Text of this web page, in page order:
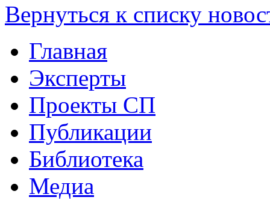
Вернуться к списку
Главная
Эксперты
Проекты СП
Публикации
Библиотека
Медиа